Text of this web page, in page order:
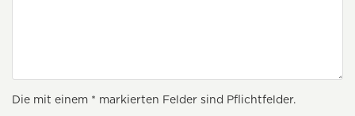
Die mit einem * markierten Felder sind Pflichtfelder.